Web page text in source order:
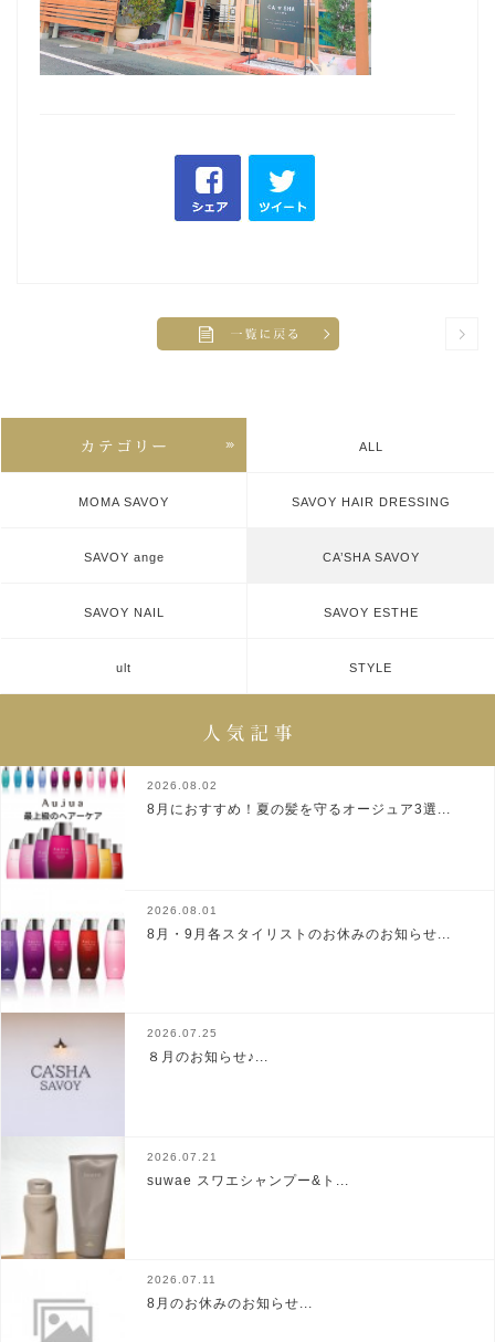
ALL
MOMA SAVOY SAVOY HAIR DRESSING
SAVOY ange CA’SHA SAVOY
SAVOY NAIL SAVOY ESTHE
ult STYLE
2026.08.02
8月におすすめ！夏の髪を守るオージュア3選...
2026.08.01
8月・9月各スタイリストのお休みのお知らせ...
2026.07.25
８月のお知らせ♪...
2026.07.21
suwae スワエシャンプー&ト...
2026.07.11
8月のお休みのお知らせ...